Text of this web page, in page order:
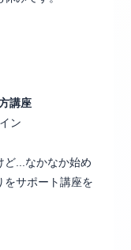
講座
ン
ど...なかなか始め
をサポート講座を